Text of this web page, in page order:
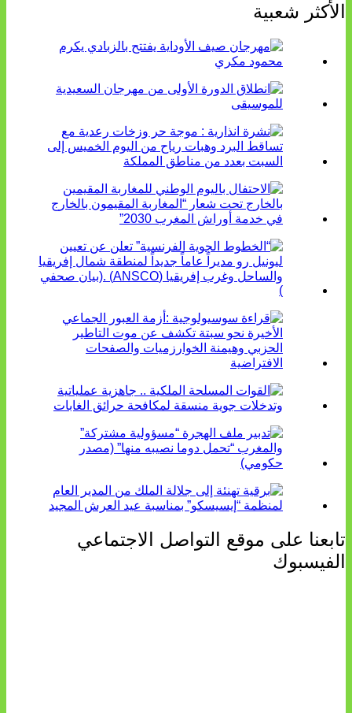
الأكثر شعبية
تابعنا على موقع التواصل الاجتماعي
الفيسبوك